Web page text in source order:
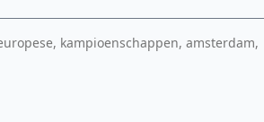
kampioenschappen, amsterdam,